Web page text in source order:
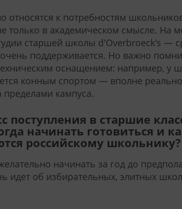
относятся к потребностям
только в академическом смысле. На
старшей школы d'Overbroeck's —
поддерживается. Но важно
оснащением: например, у
конным спортом — вполне
кампуса.
поступления в старшие
начинать готовиться и
российскому школьнику?
начинать за год до
идет об избирательных, элитных